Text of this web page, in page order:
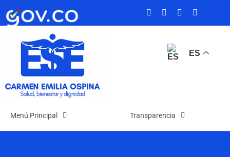
Saltar
ES
Menú Principal Transparencia